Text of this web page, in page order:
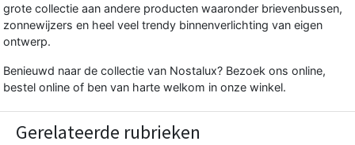
grote collectie aan andere producten waaronder brievenbussen,
zonnewijzers en heel veel trendy binnenverlichting van eigen
ontwerp.
Benieuwd naar de collectie van Nostalux? Bezoek ons online,
bestel online of ben van harte welkom in onze winkel.
Gerelateerde rubrieken